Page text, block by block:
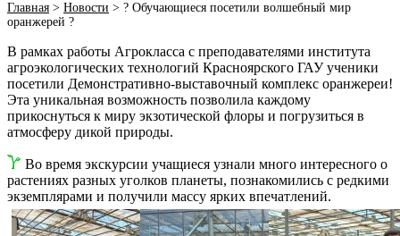
Главная > Новости > ? Обучающиеся посетили волшебный мир
оранжерей ?
В рамках работы Агрокласса с преподавателями института
агроэкологических технологий Красноярского ГАУ ученики
посетили Демонстративно-выставочный комплекс оранжереи!
Эта уникальная возможность позволила каждому
прикоснуться к миру экзотической флоры и погрузиться в
атмосферу дикой природы.
Во время экскурсии учащиеся узнали много интересного о
растениях разных уголков планеты, познакомились с редкими
экземплярами и получили массу ярких впечатлений.